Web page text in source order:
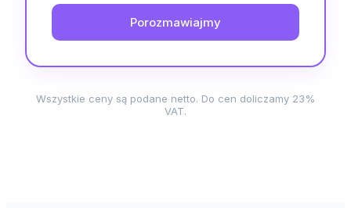
Porozmawiajmy
Wszystkie ceny są podane netto. Do cen doliczamy 23%
VAT.